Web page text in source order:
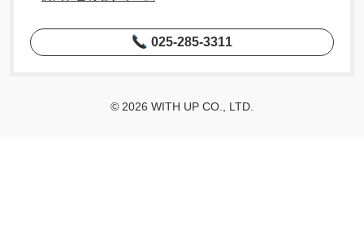
025-285-3311
© 2026 WITH UP CO., LTD.